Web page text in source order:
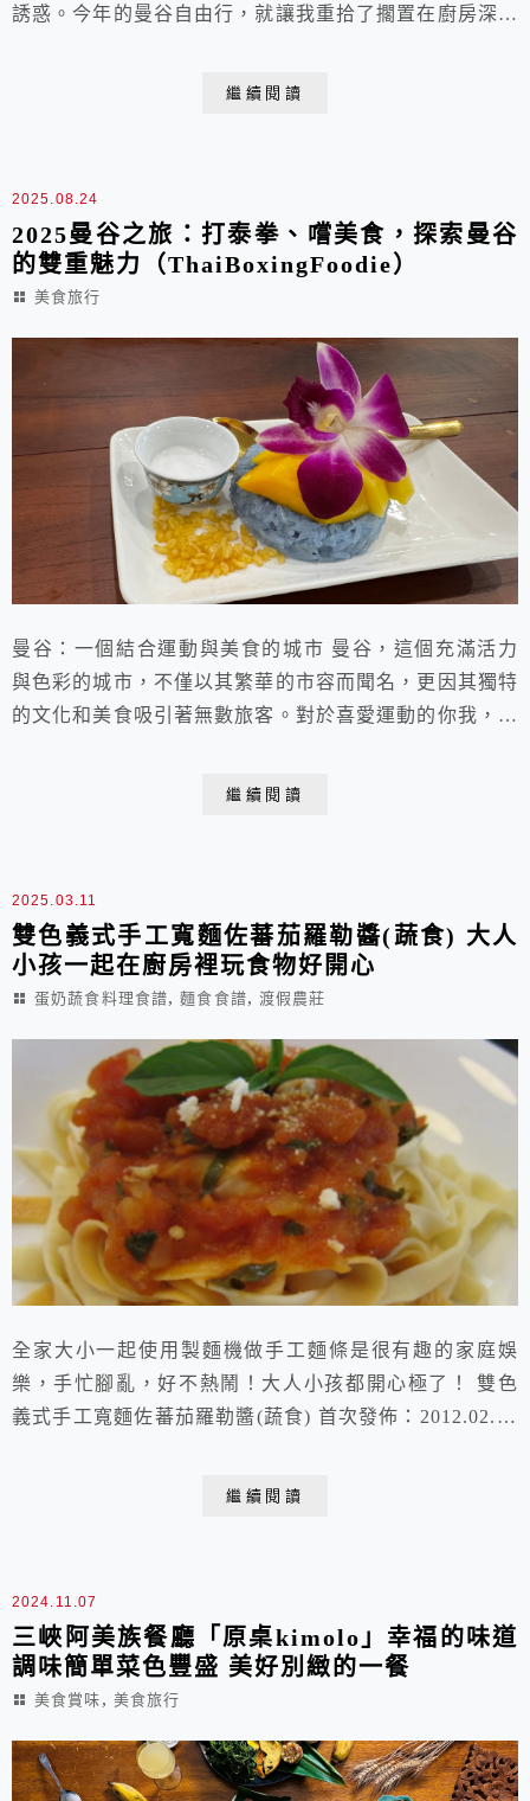
誘惑。今年的曼谷自由行，就讓我重拾了擱置在廚房深處
繼續閱讀
2025.08.24
2025曼谷之旅：打泰拳、嚐美食，探索曼谷
的雙重魅力（ThaiBoxingFoodie）
美食旅行
曼谷：一個結合運動與美食的城市 曼谷，這個充滿活力
與色彩的城市，不僅以其繁華的市容而聞名，更因其獨特
的文化和美食吸引著無數旅客。對於喜愛運動的你我，怎
繼續閱讀
2025.03.11
雙色義式手工寬麵佐蕃茄羅勒醬(蔬食) 大人
小孩一起在廚房裡玩食物好開心
蛋奶蔬食料理食譜,麵食食譜,渡假農莊
全家大小一起使用製麵機做手工麵條是很有趣的家庭娛
樂，手忙腳亂，好不熱鬧！大人小孩都開心極了！ 雙色
義式手工寬麵佐蕃茄羅勒醬(蔬食) 首次發佈：2012.02.04
繼續閱讀
2024.11.07
三峽阿美族餐廳「原桌kimolo」幸福的味道
調味簡單菜色豐盛 美好別緻的一餐
美食賞味 , 美食旅行